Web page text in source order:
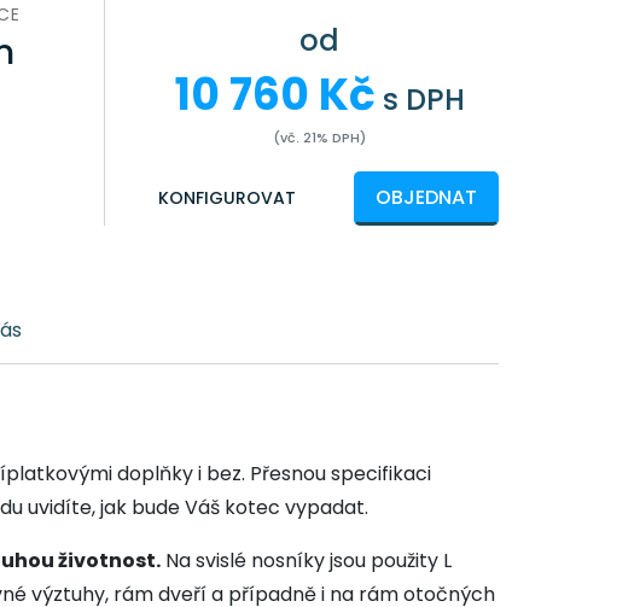
od
10 760 Kč s DPH
(vč. 21% DPH)
KONFIGUROVAT OBJEDNAT
doplňky i bez. Přesnou specifikaci
uvidíte, jak bude Váš kotec vypadat.
životnost. Na svislé nosníky jsou použity L
výztuhy, rám dveří a případně i na rám otočných